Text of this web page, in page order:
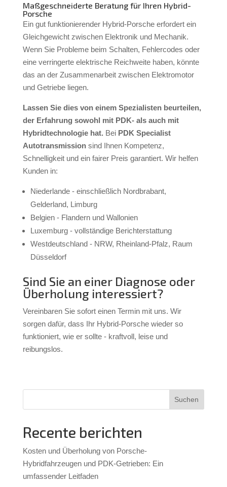
Maßgeschneiderte Beratung für Ihren Hybrid-
Porsche
Ein gut funktionierender Hybrid-Porsche erfordert ein
Gleichgewicht zwischen Elektronik und Mechanik.
Wenn Sie Probleme beim Schalten, Fehlercodes oder
eine verringerte elektrische Reichweite haben, könnte
das an der Zusammenarbeit zwischen Elektromotor
und Getriebe liegen.
Lassen Sie dies von einem Spezialisten beurteilen,
der Erfahrung sowohl mit PDK- als auch mit
Hybridtechnologie hat. Bei PDK Specialist
Autotransmissionsind Ihnen Kompetenz,
Schnelligkeit und ein fairer Preis garantiert. Wir helfen
Kunden in:
Niederlande - einschließlich Nordbrabant,
Gelderland, Limburg
Belgien - Flandern und Wallonien
Luxemburg - vollständige Berichterstattung
Westdeutschland - NRW, Rheinland-Pfalz, Raum
Düsseldorf
Sind Sie an einer Diagnose oder
Überholung interessiert?
Vereinbaren Sie sofort einen Termin mit uns. Wir
sorgen dafür, dass Ihr Hybrid-Porsche wieder so
funktioniert, wie er sollte - kraftvoll, leise und
reibungslos.
Suchen
Recente berichten
Kosten und Überholung von Porsche-
Hybridfahrzeugen und PDK-Getrieben: Ein
umfassender Leitfaden